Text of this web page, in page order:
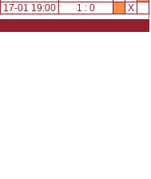
17-01 19:00 1 : 0
X